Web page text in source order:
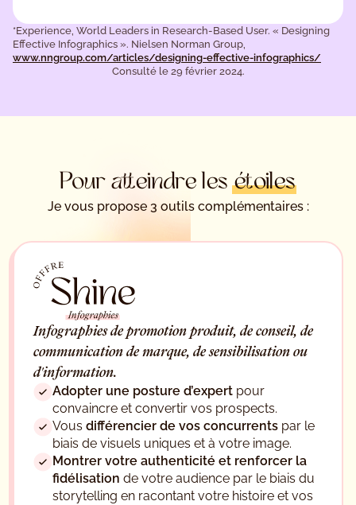
*Experience, World Leaders in Research-Based User. « Designing
Effective Infographics ». Nielsen Norman Group,
www.nngroup.com/articles/designing-effective-infographics/
Consulté le 29 février 2024.
Pour atteindre les étoiles
Je vous propose 3 outils complémentaires :
Infographies de promotion produit, de conseil, de
communication de marque, de sensibilisation ou
d'information.
Adopter une posture d’expert pour
convaincre et convertir vos prospects.
Vous différencier de vos concurrents par le
biais de visuels uniques et à votre image.
Montrer votre authenticité et renforcer la
fidélisation de votre audience par le biais du
storytelling en racontant votre histoire et vos